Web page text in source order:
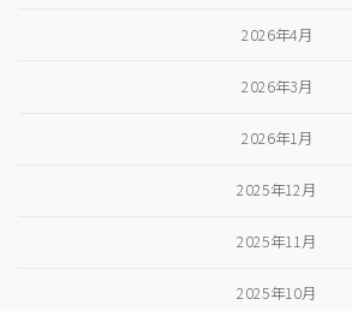
2026年4月
2026年3月
2026年1月
2025年12月
2025年11月
2025年10月